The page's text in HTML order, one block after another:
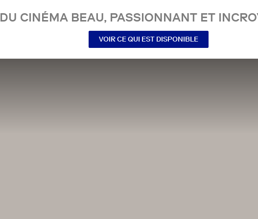
DU CINÉMA BEAU, PASSIONNANT ET
VOIR CE QUI EST DISPONIBLE